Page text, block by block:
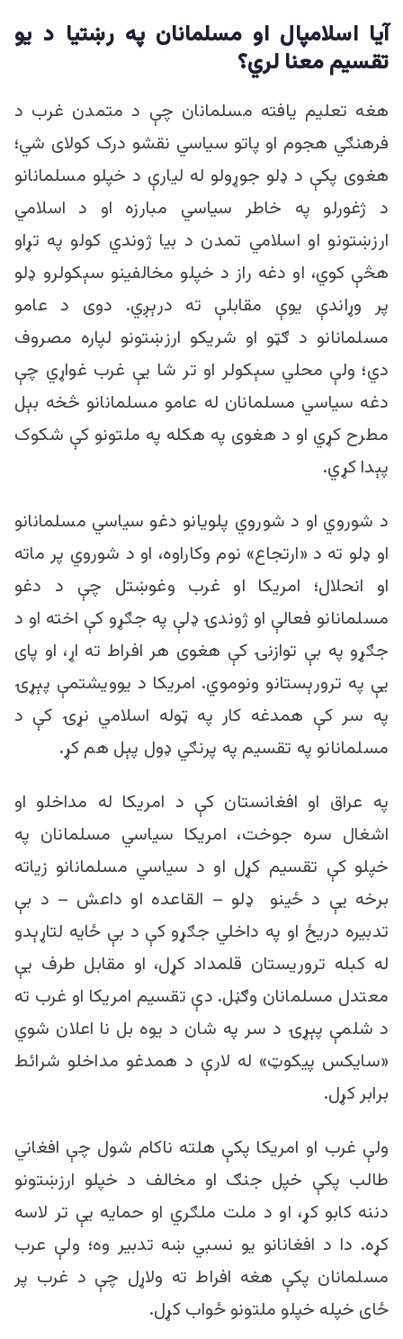
آیا اسلامپال او مسلمانان په رښتیا د یو
تقسیم معنا لري؟
هغه تعلیم یافته مسلمانان چې د متمدن غرب د
فرهنګي هجوم او پاتو سیاسي نقشو درک کولای شي؛
هغوی پکې د ډلو جوړولو له لیارې د خپلو مسلمانانو
د ژغورلو په خاطر سیاسي مبارزه او د اسلامي
ارزښتونو او اسلامي تمدن د بیا ژوندي کولو په تړاو
هڅې کوي، او دغه راز د خپلو مخالفینو سېکولرو ډلو
پر وړاندې یوې مقابلې ته درېږي. دوی د عامو
مسلمانانو د ګټو او شریکو ارزښتونو لپاره مصروف
دي؛ ولې محلي سېکولر او تر شا يې غرب غواړي چې
دغه سیاسي مسلمانان له عامو مسلمانانو څخه بېل
مطرح کړي او د هغوی په هکله په ملتونو کې شکوک
پېدا کړي.
د شوروي او د شوروي پلویانو دغو سیاسي مسلمانانو
او ډلو ته د «ارتجاع» نوم وکاراوه، او د شوروي پر ماته
او انحلال؛ امریکا او غرب وغوښتل چې د دغو
مسلمانانو فعالې او ژوندۍ ډلې په جګړو کې اخته او د
جګړو په بې توازنۍ کې هغوی هر افراط ته اړ، او پای
یې په ترورېستانو ونوموي. امریکا د یوویشتمې پېړۍ
په سر کې همدغه کار په ټوله اسلامي نړۍ کې د
مسلمانانو په تقسیم په پرنګي ډول پېل هم کړ.
په عراق او افغانستان کې د امریکا له مداخلو او
اشغال سره جوخت، امریکا سیاسي مسلمانان په
خپلو کې تقسیم کړل او د سیاسي مسلمانانو زیاته
برخه یې د ځینو ډلو – القاعده او داعش – د بې
تدبیره دریځ او په داخلي جګړو کې د بې ځایه لتاړېدو
له کبله تروریستان قلمداد کړل، او مقابل طرف یې
معتدل مسلمانان وګڼل. دې تقسیم امریکا او غرب ته
د شلمې پېړۍ د سر په شان د یوه بل نا اعلان شوي
«سایکس پیکوټ» له لارې د همدغو مداخلو شرائط
برابر کړل.
ولې غرب او امریکا پکې هلته ناکام شول چې افغاني
طالب پکې خپل جنګ او مخالف د خپلو ارزښتونو
دننه کابو کړ، او د ملت ملګري او حمایه یې تر لاسه
کړه. دا د افغانانو یو نسبي ښه تدبیر وه؛ ولې عرب
مسلمانان پکې هغه افراط ته ولاړل چې د غرب پر
ځای خپله خپلو ملتونو ځواب کړل.